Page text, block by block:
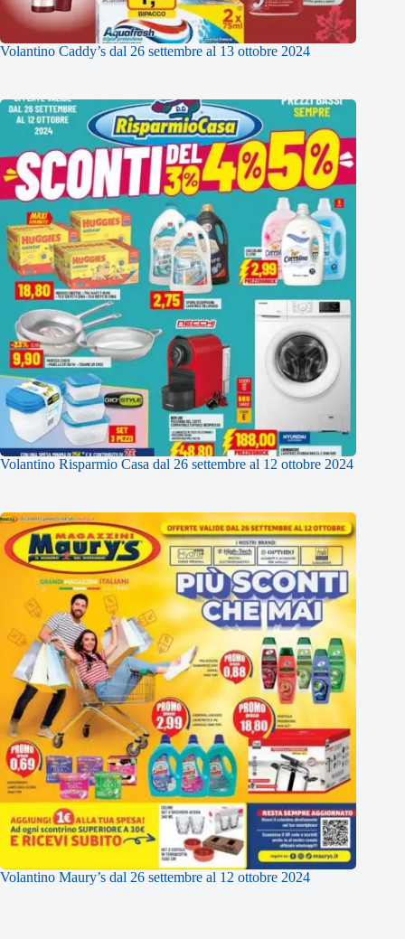
Volantino Caddy’s dal 26 settembre al 13 ottobre 2024
Volantino Risparmio Casa dal 26 settembre al 12 ottobre 2024
Volantino Maury’s dal 26 settembre al 12 ottobre 2024